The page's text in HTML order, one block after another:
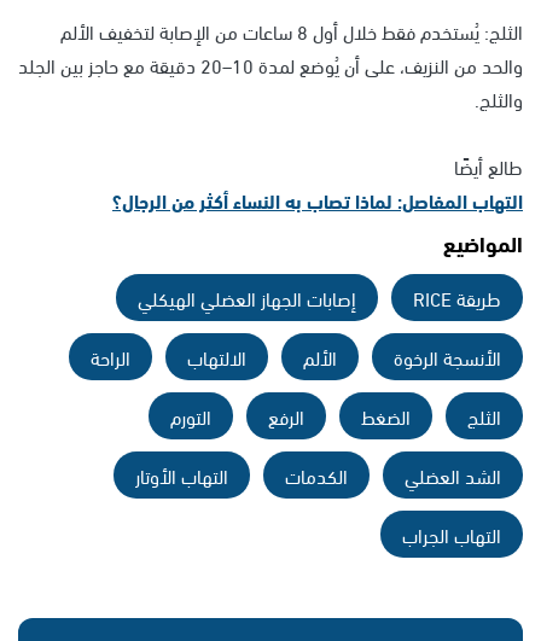
الثلج: يُستخدم فقط خلال أول 8 ساعات من الإصابة لتخفيف الألم
والحد من النزيف، على أن يُوضع لمدة 10–20 دقيقة مع حاجز بين الجلد
والثلج.
طالع أيضًا
التهاب المفاصل: لماذا تصاب به النساء أكثر من الرجال؟
المواضيع
طريقة RICE
إصابات الجهاز العضلي الهيكلي
الأنسجة الرخوة
الألم الالتهاب
الراحة
الثلج
الضغط الرفع
التورم
الشد العضلي
الكدمات
التهاب الأوتار
التهاب الجراب